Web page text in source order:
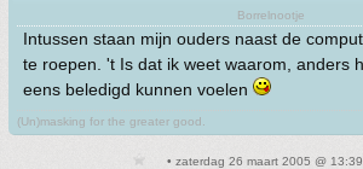
Borrelnootje
Intussen staan mijn ouders naast de
te roepen. 't Is dat ik weet waarom, anders
eens beledigd kunnen voelen
(Un)masking for the greater good.
• zaterdag 26 maart 2005 @ 13:39